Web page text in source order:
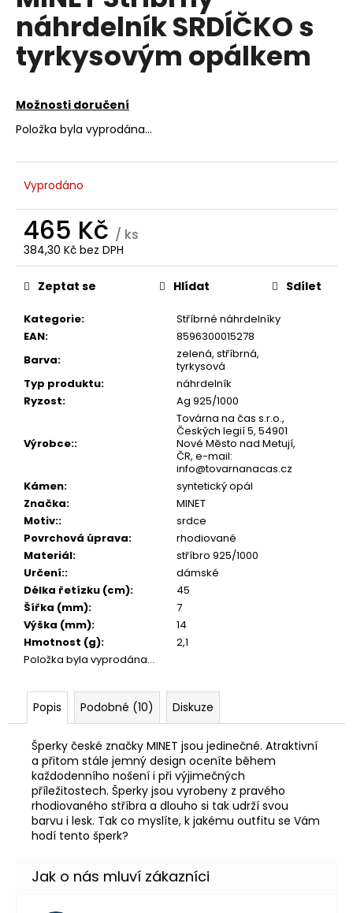
5
hvězdiček.
náhrdelník SRDÍČKO s
tyrkysovým opálkem
Možnosti doručení
Položka byla vyprodána…
Vyprodáno
465 Kč / ks
384,30 Kč bez DPH
Měrná
cena:
Kategorie:
Stříbrné náhrdelníky
EAN:
8596300015278
Barva:
zelená, stříbrná,
tyrkysová
Typ produktu:
náhrdelník
Ryzost: Ag 925/1000
Výrobce::
Továrna na čas s.r.o.,
Českých legií 5, 54901
Nové Město nad Metují,
ČR, e-mail:
info@tovarnanacas.cz
Kámen:
syntetický opál
Značka:
MINET
Motiv::
srdce
Povrchová úprava:
rhodiované
Materiál:
stříbro 925/1000
Určení::
dámské
Délka řetízku (cm):
45
Šířka (mm):
7
Výška (mm):
14
Hmotnost (g):
2,1
Položka byla vyprodána…
Zeptat se Hlídat Sdílet
Popis Podobné (10) Diskuze
Šperky české značky MINET jsou jedinečné. Atraktivní
a přitom stále jemný design oceníte během
každodenního nošení i při výjimečných
příležitostech. Šperky jsou vyrobeny z pravého
rhodiovaného stříbra a dlouho si tak udrží svou
barvu i lesk. Tak co myslíte, k jakému outfitu se Vám
hodí tento šperk?
a
j
í
?
D
o
p
u
č
e
e